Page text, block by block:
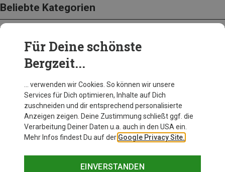
Beliebte Kategorien
BEKLEIDUNG
Für Deine schönste
Bergzeit...
… verwenden wir Cookies. So können wir unsere
Services für Dich optimieren, Inhalte auf Dich
zuschneiden und dir entsprechend personalisierte
Anzeigen zeigen. Deine Zustimmung schließt ggf. die
Verarbeitung Deiner Daten u.a. auch in den USA ein.
Mehr Infos findest Du auf der Google Privacy Site.
EINVERSTANDEN